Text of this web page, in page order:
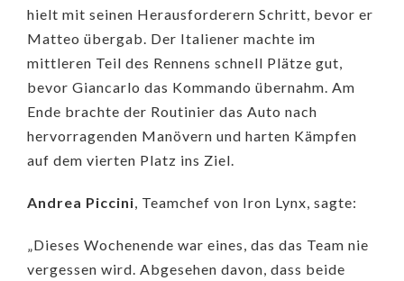
hielt mit seinen Herausforderern Schritt, bevor er
Matteo übergab. Der Italiener machte im
mittleren Teil des Rennens schnell Plätze gut,
bevor Giancarlo das Kommando übernahm. Am
Ende brachte der Routinier das Auto nach
hervorragenden Manövern und harten Kämpfen
auf dem vierten Platz ins Ziel.
Andrea Piccini, Teamchef von Iron Lynx, sagte:
„Dieses Wochenende war eines, das das Team nie
vergessen wird. Abgesehen davon, dass beide